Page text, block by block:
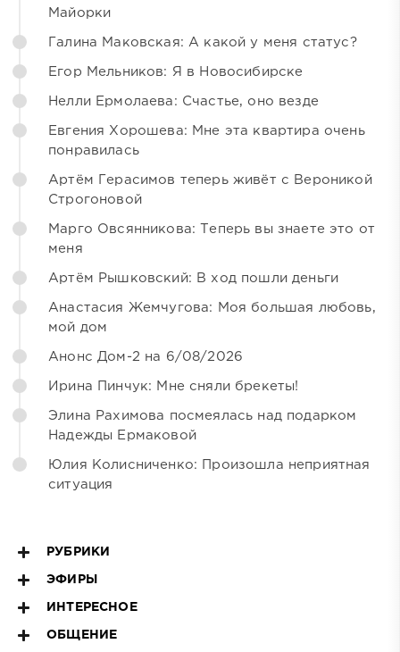
Майорки
Галина Маковская: А какой у меня статус?
Егор Мельников: Я в Новосибирске
Нелли Ермолаева: Счастье, оно везде
Евгения Хорошева: Мне эта квартира очень
понравилась
Артём Герасимов теперь живёт с Вероникой
Строгоновой
Марго Овсянникова: Теперь вы знаете это от
меня
Артём Рышковский: В ход пошли деньги
Анастасия Жемчугова: Моя большая любовь,
мой дом
Анонс Дом-2 на 6/08/2026
Ирина Пинчук: Мне сняли брекеты!
Элина Рахимова посмеялась над подарком
Надежды Ермаковой
Юлия Колисниченко: Произошла неприятная
ситуация
РУБРИКИ
ЭФИРЫ
ИНТЕРЕСНОЕ
ОБЩЕНИЕ